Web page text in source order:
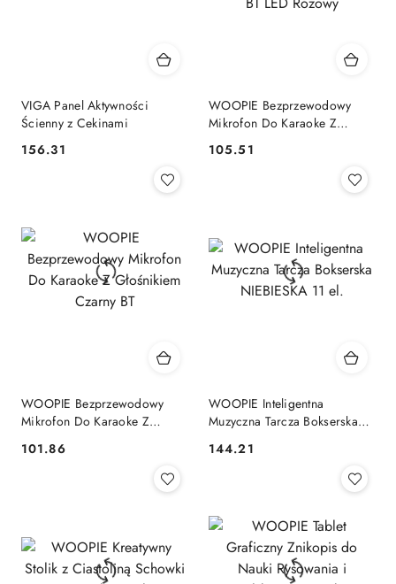
VIGA Panel Aktywności
Ścienny z Cekinami
Cena:
156.31
WOOPIE Bezprzewodowy
Mikrofon Do Karaoke Z
Cena:
105.51
WOOPIE Bezprzewodowy
Mikrofon Do Karaoke Z
Cena:
101.86
WOOPIE Inteligentna
Muzyczna Tarcza Bokserska
Cena:
144.21